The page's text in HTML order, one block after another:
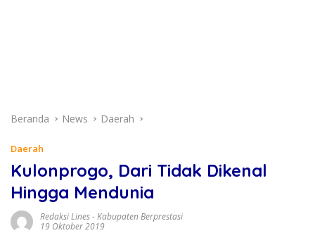
Beranda News Daerah
Daerah
Kulonprogo, Dari Tidak Dikenal
Hingga Mendunia
Redaksi Lines-Kabupaten Berprestasi
19 Oktober 2019